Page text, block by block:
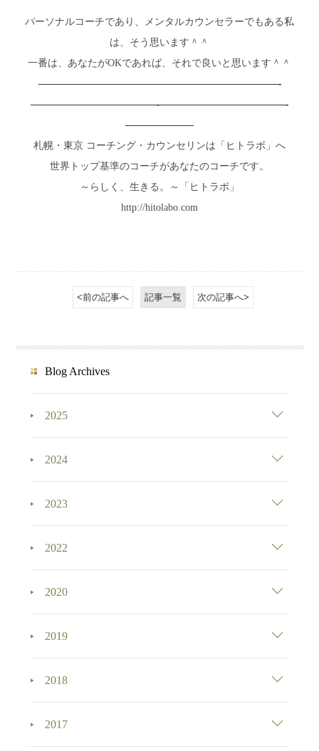
パーソナルコーチであり、メンタルカウンセラーでもある私
は、そう思います＾＾
一番は、あなたがOKであれば、それで良いと思います＾＾
—————————————————————-
———————————-———————————-
——————
札幌・東京 コーチング・カウンセリンは「ヒトラボ」へ
世界トップ基準のコーチがあなたのコーチです。
～らしく、生きる。～「ヒトラボ」
http://hitolabo.com
<前の記事へ 記事一覧 次の記事へ>
Blog Archives
2025
2024
2023
2022
2020
2019
2018
2017